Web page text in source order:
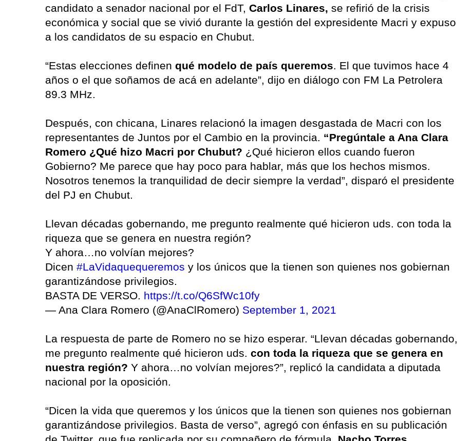
candidato a senador nacional por el FdT, Carlos Linares, se refirió de la crisis
económica y social que se vivió durante la gestión del expresidente Macri y expuso
a los candidatos de su espacio en Chubut.
“Estas elecciones definen qué modelo de país queremos. El que tuvimos hace 4
años o el que soñamos de acá en adelante”, dijo en diálogo con FM La Petrolera
89.3 MHz.
Después, con chicana, Linares relacionó la imagen desgastada de Macri con los
representantes de Juntos por el Cambio en la provincia. “Pregúntale a Ana Clara
Romero ¿Qué hizo Macri por Chubut? ¿Qué hicieron ellos cuando fueron
Gobierno? Me parece que hay poco para hablar, más que los hechos mismos.
Nosotros tenemos la tranquilidad de decir siempre la verdad”, disparó el presidente
del PJ en Chubut.
Llevan décadas gobernando, me pregunto realmente qué hicieron uds. con toda la
riqueza que se genera en nuestra región?
Y ahora…no volvían mejores?
Dicen #LaVidaquequeremos y los únicos que la tienen son quienes nos gobiernan
garantizándose privilegios.
BASTA DE VERSO. https://t.co/Q6SfWc10fy
— Ana Clara Romero (@AnaClRomero) September 1, 2021
La respuesta de parte de Romero no se hizo esperar. “Llevan décadas gobernando,
me pregunto realmente qué hicieron uds. con toda la riqueza que se genera en
nuestra región? Y ahora…no volvían mejores?”, replicó la candidata a diputada
nacional por la oposición.
“Dicen la vida que queremos y los únicos que la tienen son quienes nos gobiernan
garantizándose privilegios. Basta de verso”, agregó con énfasis en su publicación